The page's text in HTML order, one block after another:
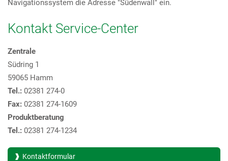
Navigationssystem die Adresse "Südenwall" ein.
Kontakt Service-Center
Zentrale
Südring 1
59065 Hamm
Tel.: 02381 274-0
Fax: 02381 274-1609
Produktberatung
Tel.: 02381 274-1234
Kontaktformular